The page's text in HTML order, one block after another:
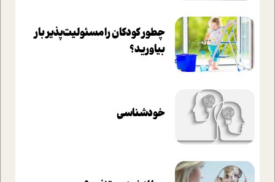
چطور کودکان را مسئولیت‌پذیر بار
بیاورید؟
خودشناسی